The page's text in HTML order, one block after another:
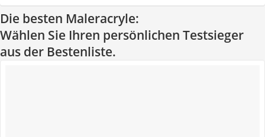
Die besten Maleracryle:
Wählen Sie Ihren persönlichen Testsieger
aus der Bestenliste.